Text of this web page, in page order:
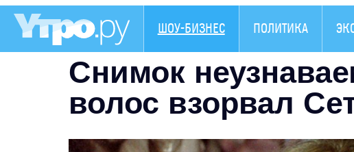
ШОУ-БИЗНЕС ПОЛИТИКА
Снимок
волос взорвал